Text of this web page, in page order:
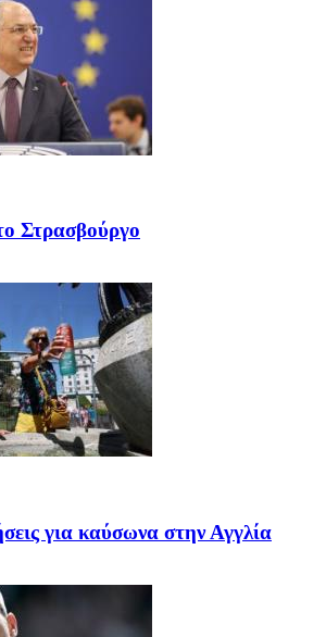
Στρασβούργο
για καύσωνα στην Αγγλία